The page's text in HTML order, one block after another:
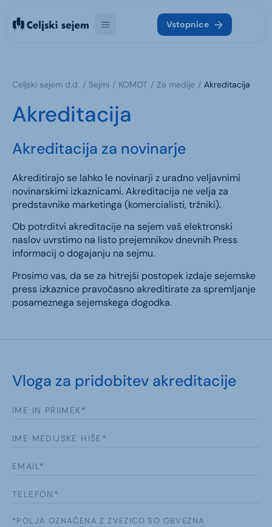
Vstopnice
Celjski sejem d.d. Sejmi KOMOT Za medije Akreditacija
Akreditacija
Akreditacija za novinarje
Akreditirajo se lahko le novinarji z uradno veljavnimi
novinarskimi izkaznicami. Akreditacija ne velja za
predstavnike marketinga (komercialisti, tržniki).
Ob potrditvi akreditacije na sejem vaš elektronski
naslov uvrstimo na listo prejemnikov dnevnih Press
informacij o dogajanju na sejmu.
Prosimo vas, da se za hitrejši postopek izdaje sejemske
press izkaznice pravočasno akreditirate za spremljanje
posameznega sejemskega dogodka.
Vloga za pridobitev akreditacije
*POLJA OZNAČENA Z ZVEZICO SO OBVEZNA